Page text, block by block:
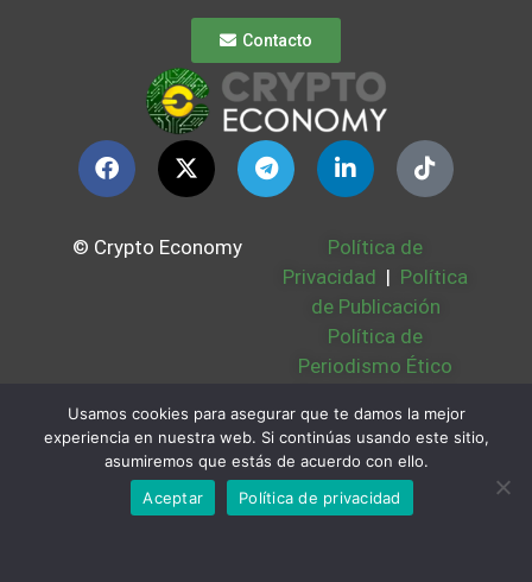
Contacto
© Crypto Economy
Política de
Privacidad | Política
de Publicación
Política de
Periodismo Ético
Bases Legales |
Partners | Sobre
Nosotros
Usamos cookies para asegurar que te damos la mejor
experiencia en nuestra web. Si continúas usando este sitio,
asumiremos que estás de acuerdo con ello.
Aceptar
Política de privacidad